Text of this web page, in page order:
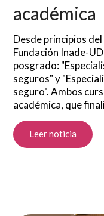
académica
Desde principios
Fundación Inade-
posgrado:
seguros" y
seguro". Ambos
académica, que
Leer noticia